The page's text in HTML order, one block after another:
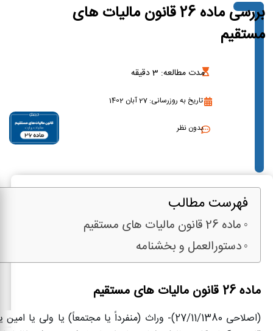
بررسی ماده 26 قانون مالیات های
مستقیم
مدت مطالعه: 3دقیقه
تاریخ به روزرسانی: 27 آبان 1402
بدون نظر
فهرست مطالب
ماده 26 قانون مالیات های مستقیم
دستورالعمل و بخشنامه
ماده 26 قانون مالیات های مستقیم
(اصلاحی 27/11/1380)-
وراث (‌منفرداً یا مجتمعاً) یا ولی یا امین